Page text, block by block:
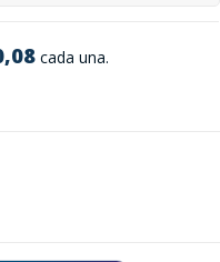
cada una.